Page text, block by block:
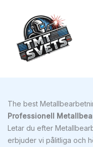
innehåll
The best
Professionell
Letar du efter
erbjuder vi pålitliga och